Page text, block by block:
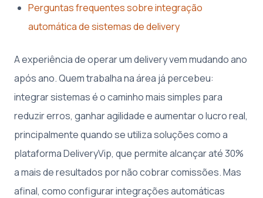
Perguntas frequentes sobre integração
automática de sistemas de delivery
A experiência de operar um delivery vem mudando ano
após ano. Quem trabalha na área já percebeu:
integrar sistemas é o caminho mais simples para
reduzir erros, ganhar agilidade e aumentar o lucro real,
principalmente quando se utiliza soluções como a
plataforma DeliveryVip, que permite alcançar até 30%
a mais de resultados por não cobrar comissões. Mas
afinal, como configurar integrações automáticas